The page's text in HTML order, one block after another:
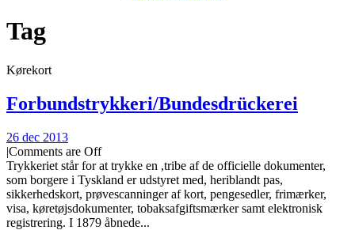
Tag
Kørekort
Forbundstrykkeri/Bundesdrückerei
26 dec 2013
|Comments are Off
Trykkeriet står for at trykke en ,tribe af de officielle dokumenter,
som borgere i Tyskland er udstyret med, heriblandt pas,
sikkerhedskort, prøvescanninger af kort, pengesedler, frimærker,
visa, køretøjsdokumenter, tobaksafgiftsmærker samt elektronisk
registrering. I 1879 åbnede...